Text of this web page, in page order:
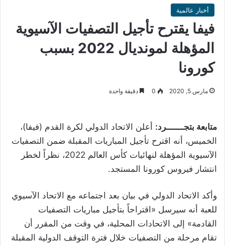
أخبار عالمية
فيفا يقترح تأجيل التصفيات الآسيوية
المؤهلة لمونديال 2022 بسبب
كورونا
مارس 5, 2020 0 دقيقة واحدة
متابعة بتجـــــــرد: أعلن الاتحاد الدولي لكرة القدم (فيفا)،
الخميس، أنه اقترح تأجيل المباريات المقبلة ضمن التصفيات
الآسيوية المؤهلة لنهائيات كأس العالم 2022، نظراً لخطر
انتشار فيروس كورونا المستجد.
وأكد الاتحاد الدولي في بيان بعد اجتماعه مع الاتحاد الآسيوي
للعبة أنه سيرسل «اقتراحاً بتأجيل مباريات التصفيات
القادمة» إلى الاتحادات المحلية، في وقت من المقرر أن
تقام مرحلة من التصفيات خلال فترة التوقف الدولية المقبلة